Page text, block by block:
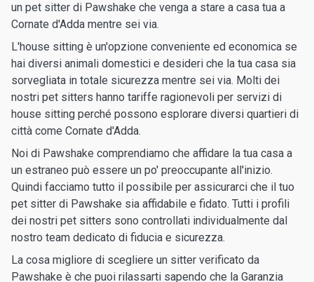
un pet sitter di Pawshake che venga a stare a casa tua a
Cornate d'Adda mentre sei via.
L'house sitting è un'opzione conveniente ed economica se
hai diversi animali domestici e desideri che la tua casa sia
sorvegliata in totale sicurezza mentre sei via. Molti dei
nostri pet sitters hanno tariffe ragionevoli per servizi di
house sitting perché possono esplorare diversi quartieri di
città come Cornate d'Adda.
Noi di Pawshake comprendiamo che affidare la tua casa a
un estraneo può essere un po' preoccupante all'inizio.
Quindi facciamo tutto il possibile per assicurarci che il tuo
pet sitter di Pawshake sia affidabile e fidato. Tutti i profili
dei nostri pet sitters sono controllati individualmente dal
nostro team dedicato di fiducia e sicurezza.
La cosa migliore di scegliere un sitter verificato da
Pawshake è che puoi rilassarti sapendo che la Garanzia